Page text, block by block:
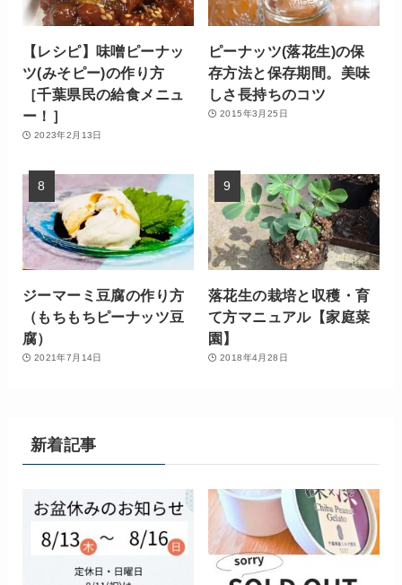
【レシピ】味噌ピーナッ
ツ(みそピー)の作り方
［千葉県民の給食メニュ
ー！］
2023年2月13日
ピーナッツ(落花生)の保
存方法と保存期間。美味
しさ長持ちのコツ
2015年3月25日
ジーマーミ豆腐の作り方
（もちもちピーナッツ豆
腐）
2021年7月14日
落花生の栽培と収穫・育
て方マニュアル【家庭菜
園】
2018年4月28日
新着記事